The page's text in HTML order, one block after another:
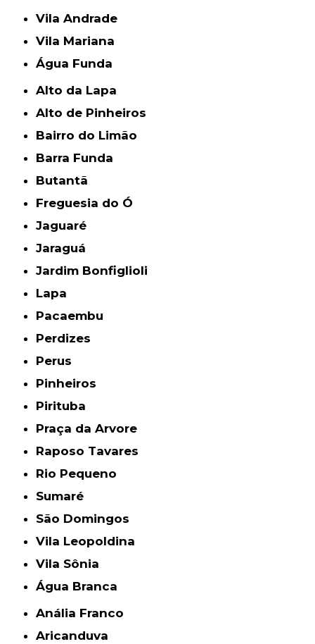
Vila Andrade
Vila Mariana
Água Funda
Alto da Lapa
Alto de Pinheiros
Bairro do Limão
Barra Funda
Butantã
Freguesia do Ó
Jaguaré
Jaraguá
Jardim Bonfiglioli
Lapa
Pacaembu
Perdizes
Perus
Pinheiros
Pirituba
Praça da Arvore
Raposo Tavares
Rio Pequeno
Sumaré
São Domingos
Vila Leopoldina
Vila Sônia
Água Branca
Anália Franco
Aricanduva